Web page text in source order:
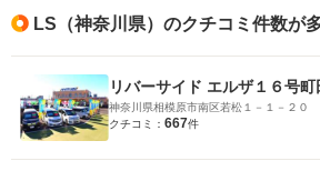
LS（神奈川県）のクチコミ件数が
リバーサイド エルザ１６号
神奈川県相模原市南区若松１－１－２０
クチコミ： 667件